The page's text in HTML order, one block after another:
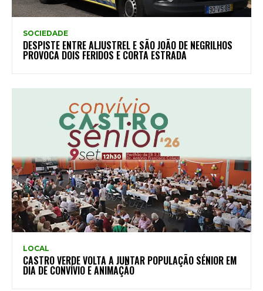
SOCIEDADE
DESPISTE ENTRE ALJUSTREL E SÃO JOÃO DE NEGRILHOS
PROVOCA DOIS FERIDOS E CORTA ESTRADA
LOCAL
CASTRO VERDE VOLTA A JUNTAR POPULAÇÃO SÉNIOR EM
DIA DE CONVÍVIO E ANIMAÇÃO